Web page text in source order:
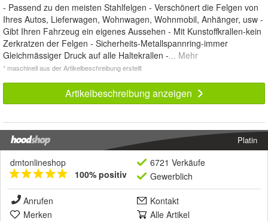
- Passend zu den meisten Stahlfelgen - Verschönert die Felgen von
Ihres Autos, Lieferwagen, Wohnwagen, Wohnmobil, Anhänger, usw -
Gibt Ihren Fahrzeug ein eigenes Aussehen - Mit Kunstoffkrallen-kein
Zerkratzen der Felgen - Sicherheits-Metallspannring-immer
Gleichmässiger Druck auf alle Haltekrallen -... Mehr
* maschinell aus der Artikelbeschreibung erstellt
Artikelbeschreibung anzeigen
Platin
dmtonlineshop
100% positiv
6721 Verkäufe
Gewerblich
Anrufen
Kontakt
Merken
Alle Artikel